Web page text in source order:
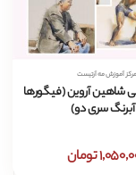
مرکز آموزش مه آرتیست
شاهین آروین (فیگورها
آبرنگ سری دو)
تومان